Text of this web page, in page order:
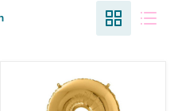
Riesenbuchstabe
Folienballon
26"/66cm